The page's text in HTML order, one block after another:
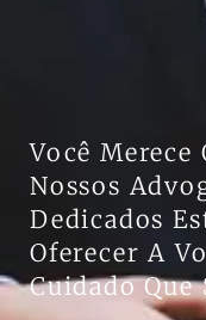
Você
Nossos
Dedicados
Oferecer A
Cuidado Que